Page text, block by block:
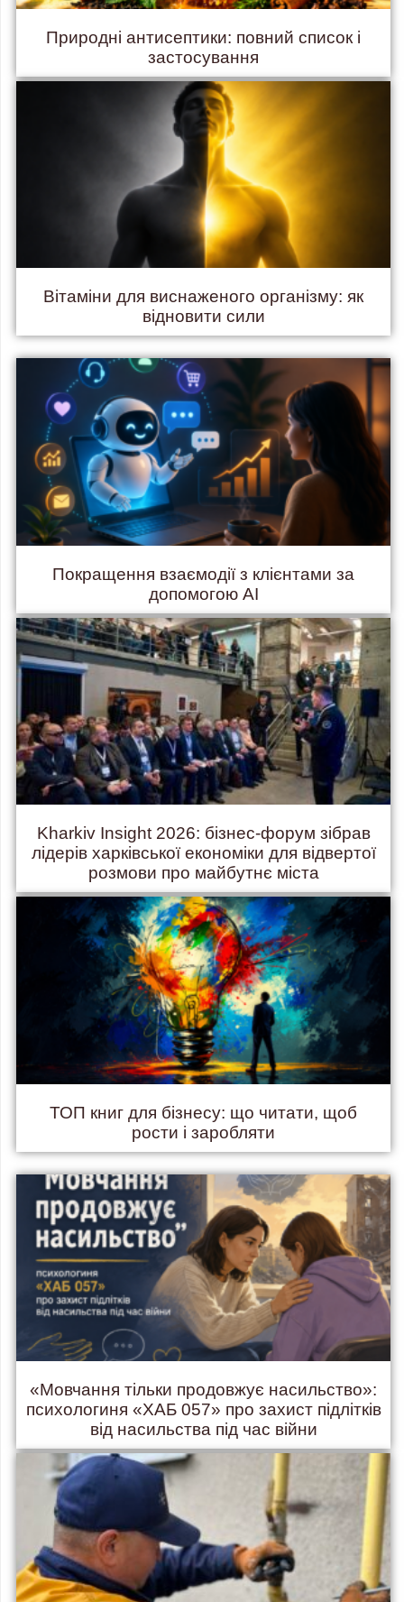
Природні антисептики: повний список і
застосування
Вітаміни для виснаженого організму: як
відновити сили
Покращення взаємодії з клієнтами за
допомогою AI
Kharkiv Insight 2026: бізнес-форум зібрав
лідерів харківської економіки для відвертої
розмови про майбутнє міста
ТОП книг для бізнесу: що читати, щоб
рости і заробляти
«Мовчання тільки продовжує насильство»:
психологиня «ХАБ 057» про захист підлітків
від насильства під час війни